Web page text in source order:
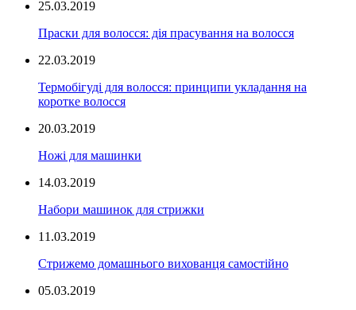
25.03.2019
Праски для волосся: дія прасування на волосся
22.03.2019
Термобігуді для волосся: принципи укладання на
коротке волосся
20.03.2019
Ножі для машинки
14.03.2019
Набори машинок для стрижки
11.03.2019
Стрижемо домашнього вихованця самостійно
05.03.2019